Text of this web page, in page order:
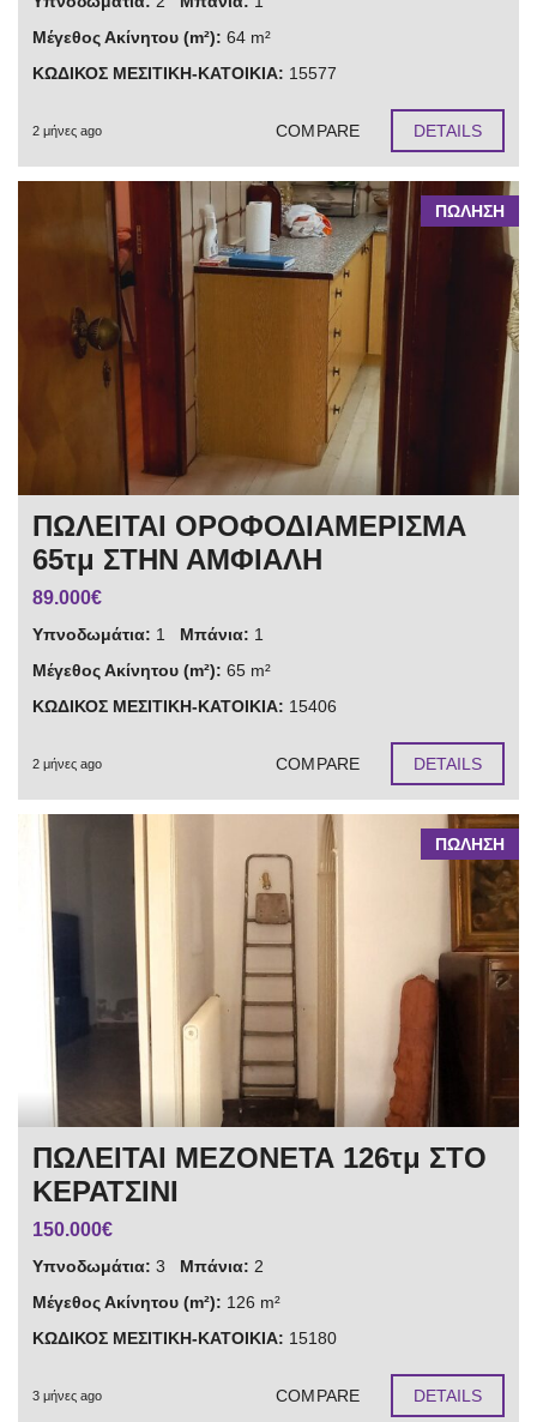
Μέγεθος Ακίνητου (m²): 64 m²
ΚΩΔΙΚΟΣ ΜΕΣΙΤΙΚΗ-ΚΑΤΟΙΚΙΑ: 15577
2 μήνες ago COMPARE DETAILS
ΠΩΛΗΣΗ
ΠΩΛΕΙΤΑΙ ΟΡΟΦΟΔΙΑΜΕΡΙΣΜΑ
65τμ ΣΤΗΝ ΑΜΦΙΑΛΗ
89.000€
Υπνοδωμάτια: 1 Μπάνια: 1
Μέγεθος Ακίνητου (m²): 65 m²
ΚΩΔΙΚΟΣ ΜΕΣΙΤΙΚΗ-ΚΑΤΟΙΚΙΑ: 15406
2 μήνες ago COMPARE DETAILS
ΠΩΛΗΣΗ
ΠΩΛΕΙΤΑΙ ΜΕΖΟΝΕΤΑ 126τμ ΣΤΟ
ΚΕΡΑΤΣΙΝΙ
150.000€
Υπνοδωμάτια: 3 Μπάνια: 2
Μέγεθος Ακίνητου (m²): 126 m²
ΚΩΔΙΚΟΣ ΜΕΣΙΤΙΚΗ-ΚΑΤΟΙΚΙΑ: 15180
3 μήνες ago COMPARE DETAILS